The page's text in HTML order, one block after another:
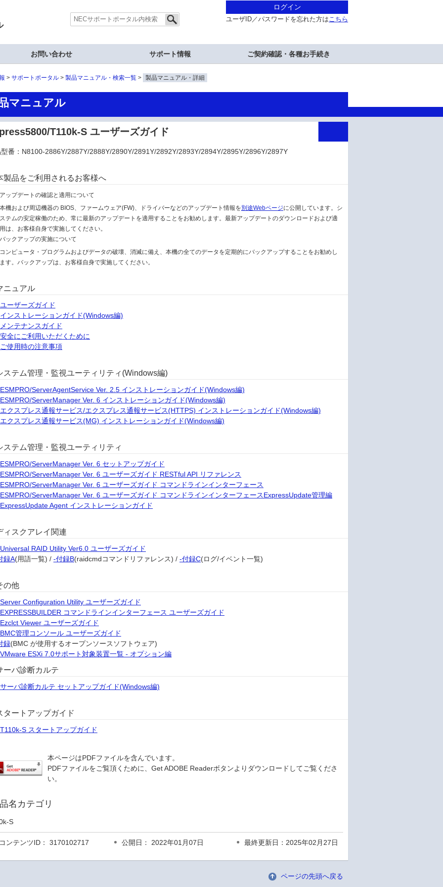
ログイン
ユーザID／パスワードを忘れた方はこちら
お問い合わせ サポート情報 ご契約確認・各種お手続き
サポートポータル 製品マニュアル・検索一覧 製品マニュアル・詳細
マニュアル
T110k-S ユーザーズガイド
番：N8100-2886Y/2887Y/2888Y/2890Y/2891Y/2892Y/2893Y/2894Y/2895Y/2896Y/2897Y
製品をご利用されるお客様へ
アップデートの確認と適用について
本機および周辺機器の BIOS、ファームウェア(FW)、ドライバーなどのアップデート情報を別途Webページに公開しています。シ
ステムの安定稼働のため、常に最新のアップデートを適用することをお勧めします。最新アップデートのダウンロードおよび適
用は、お客様自身で実施してください。
バックアップの実施について
コンピュータ・プログラムおよびデータの破壊、消滅に備え、本機の全てのデータを定期的にバックアップすることをお勧めし
ます。バックアップは、お客様自身で実施してください。
ニュアル
ユーザーズガイド
インストレーションガイド(Windows編)
メンテナンスガイド
安全にご利用いただくために
ご使用時の注意事項
ステム管理・監視ユーティリティ(Windows編)
ESMPRO/ServerAgentService Ver. 2.5 インストレーションガイド(Windows編)
ESMPRO/ServerManager Ver. 6 インストレーションガイド(Windows編)
エクスプレス通報サービス/エクスプレス通報サービス(HTTPS) インストレーションガイド(Windows編)
エクスプレス通報サービス(MG) インストレーションガイド(Windows編)
ステム管理・監視ユーティリティ
ESMPRO/ServerManager Ver. 6 セットアップガイド
ESMPRO/ServerManager Ver. 6 ユーザーズガイド RESTful API リファレンス
ESMPRO/ServerManager Ver. 6 ユーザーズガイド コマンドラインインターフェース
ESMPRO/ServerManager Ver. 6 ユーザーズガイド コマンドラインインターフェースExpressUpdate管理編
ExpressUpdate Agent インストレーションガイド
ィスクアレイ関連
Universal RAID Utility Ver6.0 ユーザーズガイド
録A(用語一覧) /-付録B(raidcmdコマンドリファレンス) /-付録C(ログ/イベント一覧)
の他
Server Configuration Utility ユーザーズガイド
EXPRESSBUILDER コマンドラインインターフェース ユーザーズガイド
Ezclct Viewer ユーザーズガイド
BMC管理コンソール ユーザーズガイド
録(BMC が使用するオープンソースソフトウェア)
VMware ESXi 7.0サポート対象装置一覧 - オプション編
ーバ診断カルテ
サーバ診断カルテ セットアップガイド(Windows編)
タートアップガイド
T110k-S スタートアップガイド
本ページはPDFファイルを含んでいます。
PDFファイルをご覧頂くために、Get ADOBE Readerボタンよりダウンロードしてご覧くださ
い。
名カテゴリ
S
ンテンツID： 3170102717 公開日： 2022年01月07日 最終更新日：2025年02月27日
ページの先頭へ戻る